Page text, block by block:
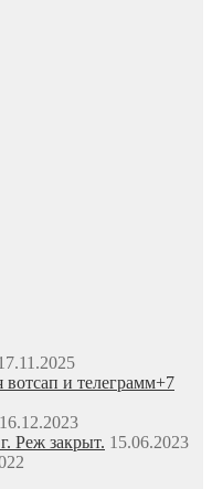
вотсап и телеграмм+7
16.12.2023
Реж закрыт. 15.06.2023